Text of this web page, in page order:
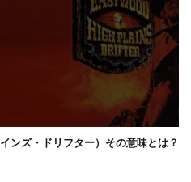
ズ・ドリフター）その意味とは？